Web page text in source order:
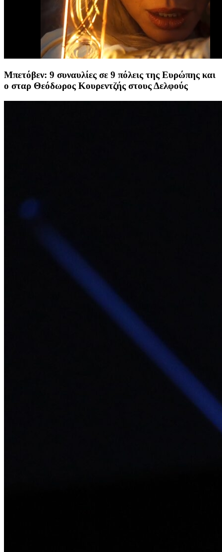
Μπετόβεν: 9 συναυλίες σε 9 πόλεις της Ευρώπης και
ο σταρ Θεόδωρος Κουρεντζής στους Δελφούς